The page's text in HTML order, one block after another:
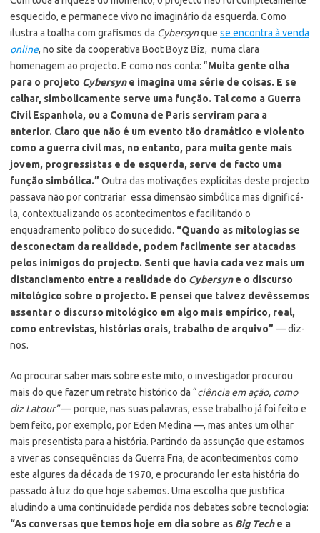
esquecido, e permanece vivo no imaginário da esquerda. Como
ilustra a toalha com grafismos da Cybersynque se encontra à venda
online, no site da cooperativa Boot Boyz Biz, numa clara
homenagem ao projecto. E como nos conta: “Muita gente olha
para o projeto Cybersyne imagina uma série de coisas. E se
calhar, simbolicamente serve uma função. Tal como a Guerra
Civil Espanhola, ou a Comuna de Paris serviram para a
anterior. Claro que não é um evento tão dramático e violento
como a guerra civil mas, no entanto, para muita gente mais
jovem, progressistas e de esquerda, serve de facto uma
função simbólica.” Outra das motivações explícitas deste projecto
passava não por contrariar essa dimensão simbólica mas dignificá-
la, contextualizando os acontecimentos e facilitando o
enquadramento político do sucedido. “Quando as mitologias se
desconectam da realidade, podem facilmente ser atacadas
pelos inimigos do projecto. Senti que havia cada vez mais um
distanciamento entre a realidade do Cybersyne o discurso
mitológico sobre o projecto. E pensei que talvez devêssemos
assentar o discurso mitológico em algo mais empírico, real,
como entrevistas, histórias orais, trabalho de arquivo” — diz-
nos.
Ao procurar saber mais sobre este mito, o investigador procurou
mais do que fazer um retrato histórico da “ciência em ação, como
diz Latour”— porque, nas suas palavras, esse trabalho já foi feito e
bem feito, por exemplo, por Eden Medina —, mas antes um olhar
mais presentista para a história. Partindo da assunção que estamos
a viver as consequências da Guerra Fria, de acontecimentos como
este algures da década de 1970, e procurando ler esta história do
passado à luz do que hoje sabemos. Uma escolha que justifica
aludindo a uma continuidade perdida nos debates sobre tecnologia:
“As conversas que temos hoje em dia sobre as Big Teche a